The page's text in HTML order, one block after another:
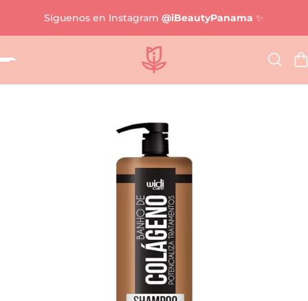
contenidoSíguenos en Instagram @iBeautyPanama ✨